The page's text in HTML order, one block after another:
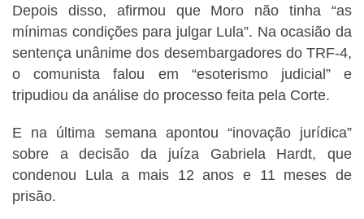
Depois disso, afirmou que Moro não tinha “as
mínimas condições para julgar Lula”. Na ocasião da
sentença unânime dos desembargadores do TRF-4,
o comunista falou em “esoterismo judicial” e
tripudiou da análise do processo feita pela Corte.
E na última semana apontou “inovação jurídica”
sobre a decisão da juíza Gabriela Hardt, que
condenou Lula a mais 12 anos e 11 meses de
prisão.